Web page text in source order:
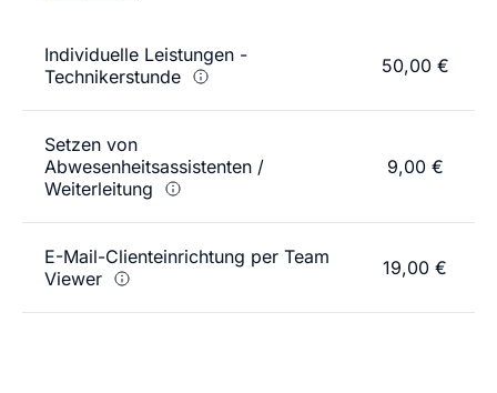
Individuelle Leistungen -
Technikerstunde
50,00 €
Setzen von
Abwesenheitsassistenten /
Weiterleitung
9,00 €
E-Mail-Clienteinrichtung per Team
Viewer
19,00 €